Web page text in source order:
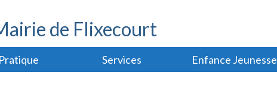
Services Enfance Jeunesse